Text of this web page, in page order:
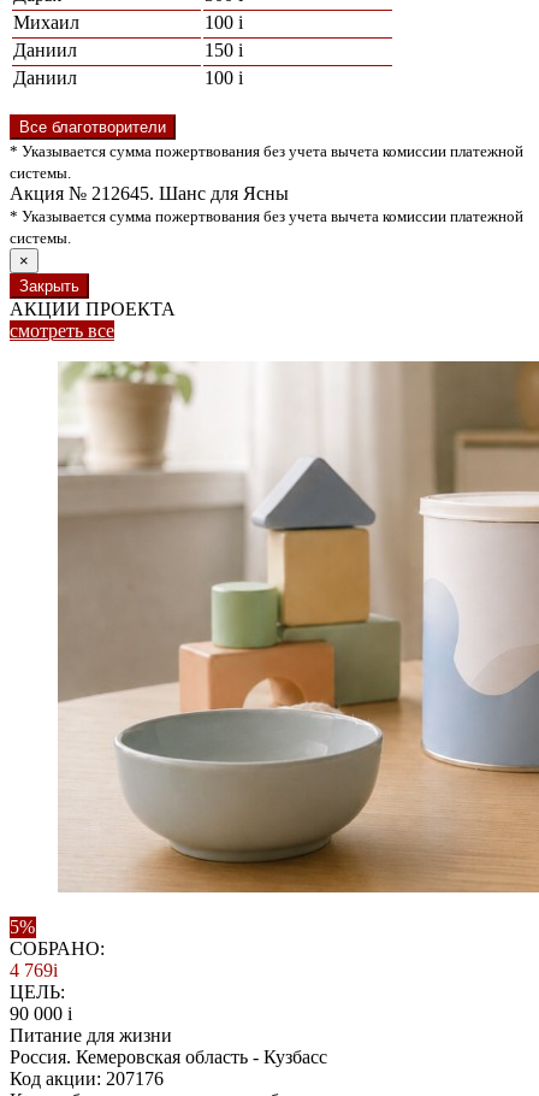
Михаил
100 i
Даниил
150 i
Даниил
100 i
Все благотворители
* Указывается сумма пожертвования без учета вычета комиссии платежной
системы.
Акция № 212645. Шанс для Ясны
* Указывается сумма пожертвования без учета вычета комиссии платежной
системы.
×
Закрыть
АКЦИИ ПРОЕКТА
смотреть все
5%
СОБРАНО:
4 769i
ЦЕЛЬ:
90 000 i
Питание для жизни
Россия. Кемеровская область - Кузбасс
Код акции: 207176